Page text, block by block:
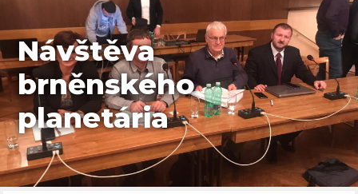
Návštěva
brněnského
planetária